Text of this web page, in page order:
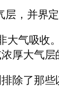
，并界
气吸
厚大气层
除了那